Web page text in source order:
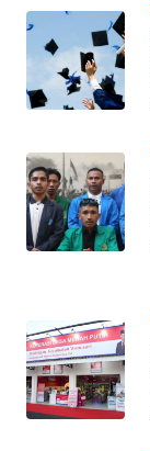
INFO
IKLAN
TENTANG
PEDOMAN
MEDIA
SIBER
KARIR
DISCLAIMER